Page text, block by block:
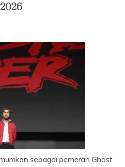
sebagai pemeran Ghost